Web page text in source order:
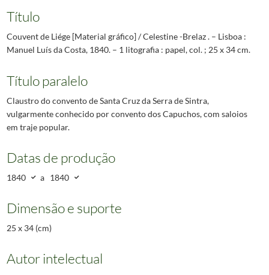
Título
Couvent de Liége [Material gráfico] / Celestine -Brelaz . – Lisboa :
Manuel Luís da Costa, 1840. – 1 litografia : papel, col. ; 25 x 34 cm.
Título paralelo
Claustro do convento de Santa Cruz da Serra de Sintra,
vulgarmente conhecido por convento dos Capuchos, com saloios
em traje popular.
Datas de produção
1840 a 1840
Dimensão e suporte
25 x 34 (cm)
Autor intelectual